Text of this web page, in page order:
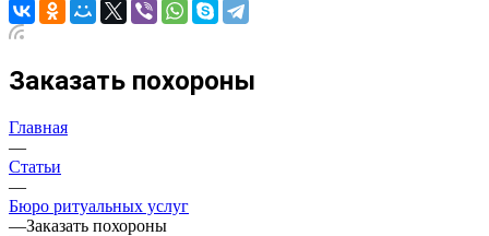
Заказать похороны
Главная
—
Статьи
—
Бюро ритуальных услуг
—Заказать похороны